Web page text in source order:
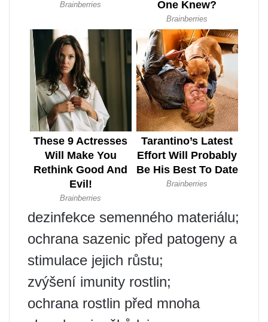
dezinfekce semenného materiálu;
ochrana sazenic před patogeny a
stimulace jejich růstu;
zvýšení imunity rostlin;
ochrana rostlin před mnoha